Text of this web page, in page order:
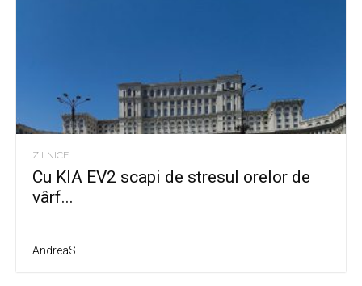
ZILNICE
Cu KIA EV2 scapi de stresul orelor de
vârf...
AndreaS